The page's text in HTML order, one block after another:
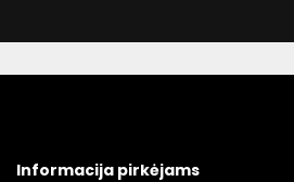
Informacija pirkėjams